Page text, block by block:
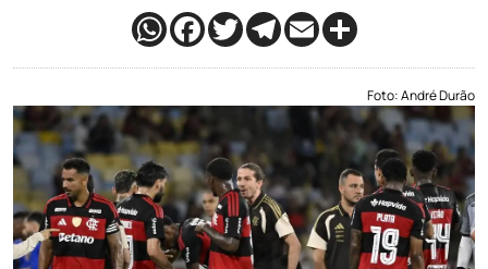
Foto: André Durão